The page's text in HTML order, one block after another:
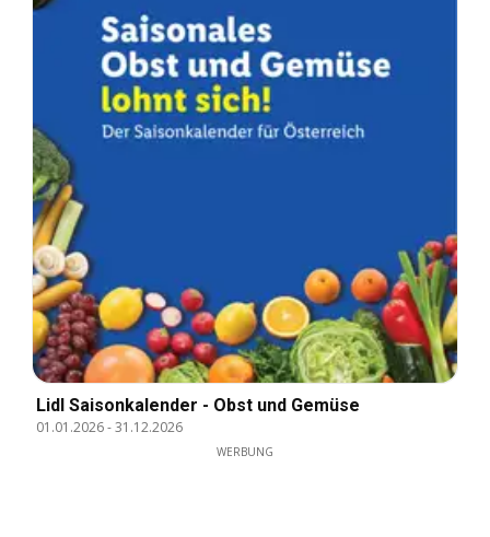
Lidl Saisonkalender - Obst und Gemüse
01.01.2026-31.12.2026
WERBUNG